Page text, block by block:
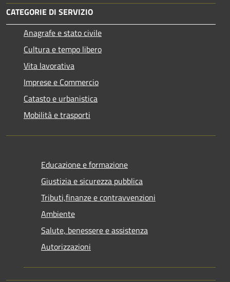
CATEGORIE DI SERVIZIO
Anagrafe e stato civile
Cultura e tempo libero
Vita lavorativa
Imprese e Commercio
Catasto e urbanistica
Mobilità e trasporti
Educazione e formazione
Giustizia e sicurezza pubblica
Tributi,finanze e contravvenzioni
Ambiente
Salute, benessere e assistenza
Autorizzazioni